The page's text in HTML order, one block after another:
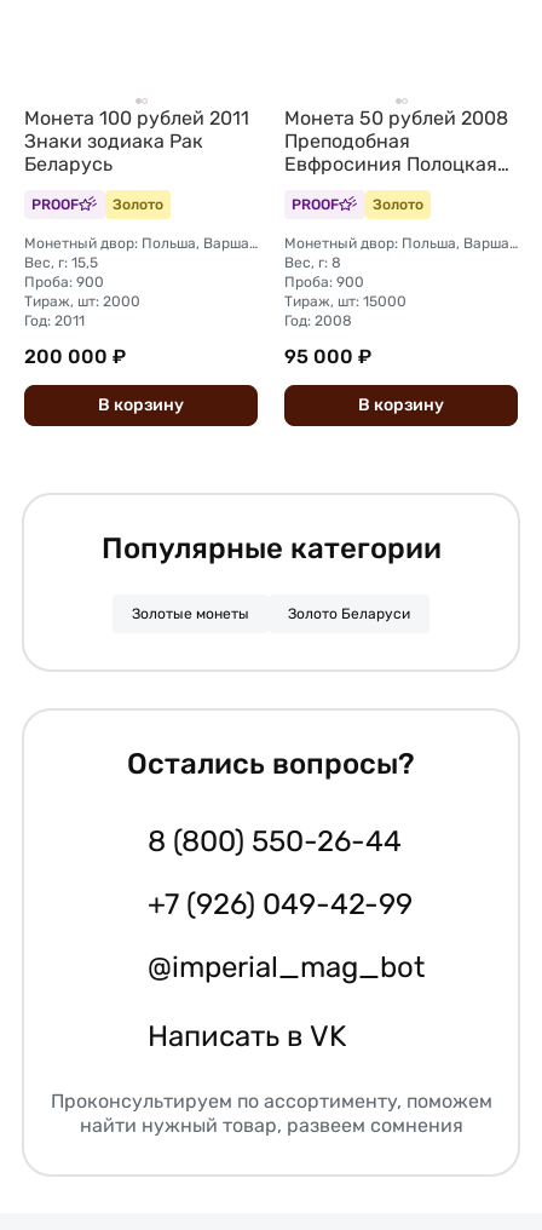
Монета 100 рублей 2011
Знаки зодиака Рак
Беларусь
PROOF Золото
Монетный двор: Польша, Варшава
Вес, г: 15,5
Проба: 900
Тираж, шт: 2000
Год: 2011
200 000 ₽
В корзину
Монета 50 рублей 2008
Преподобная
Евфросиния Полоцкая
Православные святые
Беларусь
PROOF Золото
Монетный двор: Польша, Варшава
Вес, г: 8
Проба: 900
Тираж, шт: 15000
Год: 2008
95 000 ₽
В корзину
Популярные категории
Золотые монеты Золото Беларуси
Остались вопросы?
8 (800) 550-26-44
+7 (926) 049-42-99
@imperial_mag_bot
Написать в VK
Проконсультируем по ассортименту, поможем
найти нужный товар, развеем сомнения